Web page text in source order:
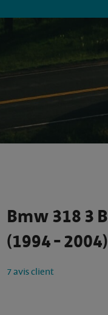
Bmw 318 3
(1994 - 2004)
7 avis client